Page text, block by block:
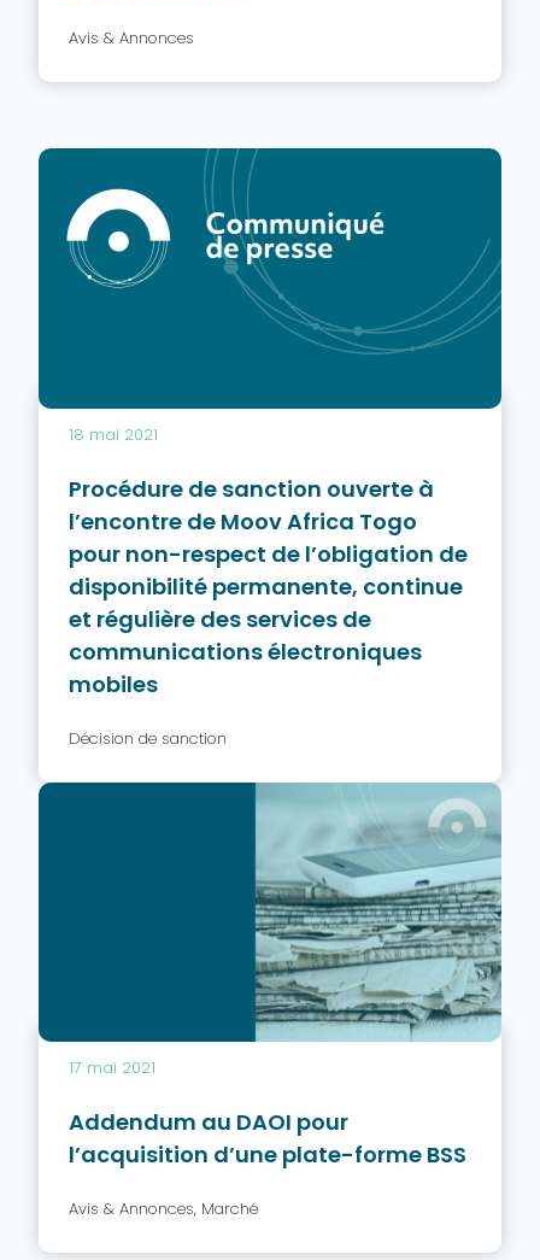
Avis & Annonces
18 mai 2021
Procédure de sanction ouverte à
l’encontre de Moov Africa Togo
pour non-respect de l’obligation de
disponibilité permanente, continue
et régulière des services de
communications électroniques
mobiles
Décision de sanction
17 mai 2021
Addendum au DAOI pour
l’acquisition d’une plate-forme BSS
Avis & Annonces, Marché